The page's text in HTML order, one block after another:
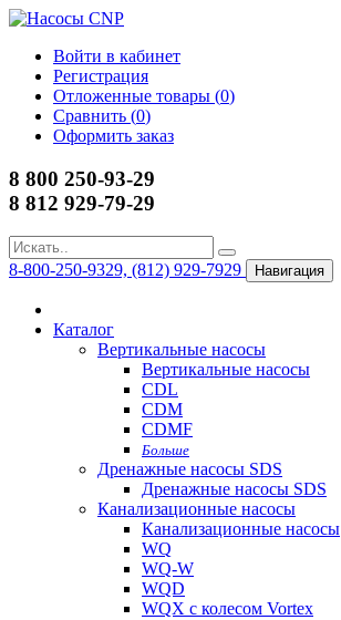
Войти в кабинет
Регистрация
Отложенные товары (0)
Сравнить (0)
Оформить заказ
8 800 250-93-29
8 812 929-79-29
8-800-250-9329, (812) 929-7929 Навигация
Каталог
Вертикальные насосы
Вертикальные насосы
CDL
CDM
CDMF
Больше
Дренажные насосы SDS
Дренажные насосы SDS
Канализационные насосы
Канализационные насосы
WQ
WQ-W
WQD
WQX с колесом Vortex